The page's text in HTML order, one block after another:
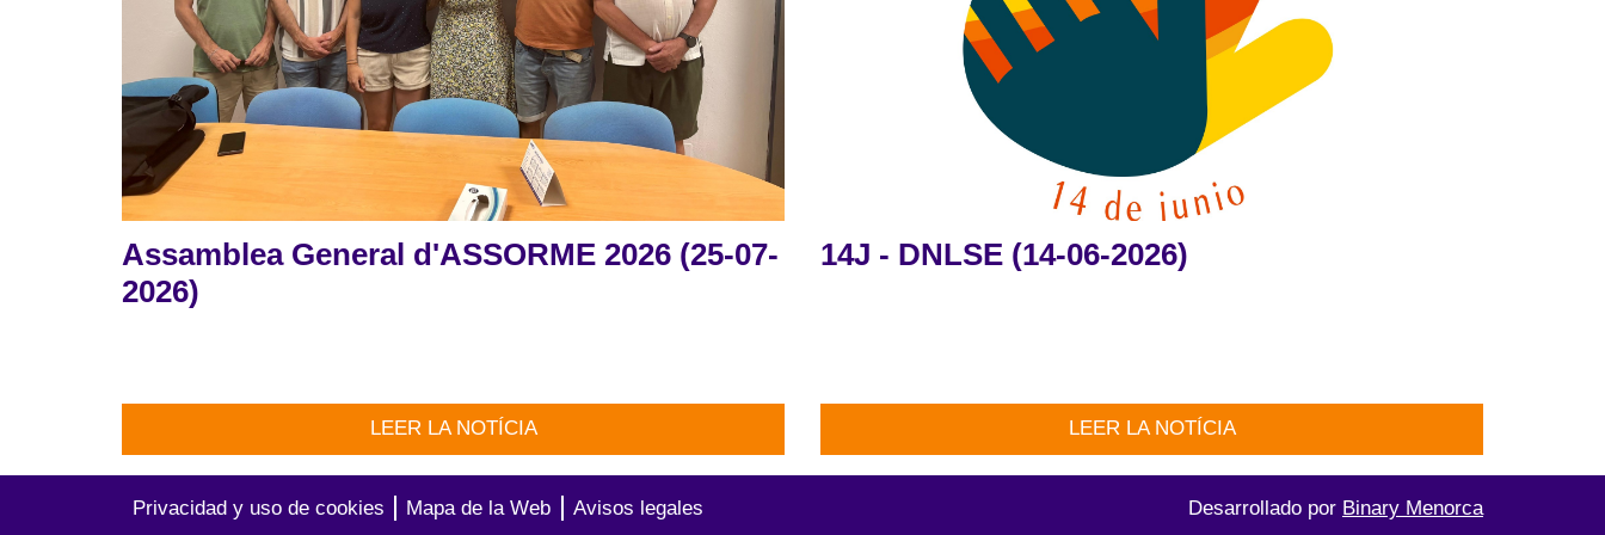
Assamblea General d'ASSORME 2026 (25-07-
2026)
LEER LA NOTÍCIA
14J - DNLSE (14-06-2026)
LEER LA NOTÍCIA
Privacidad y uso de cookies Mapa de la Web Avisos legales Desarrollado por Binary Menorca